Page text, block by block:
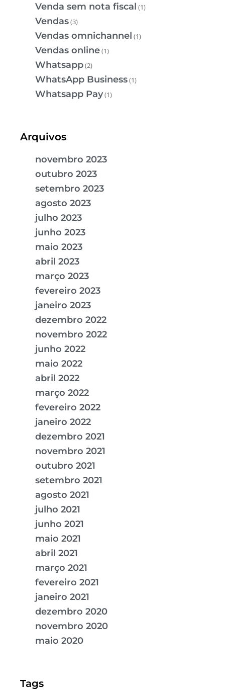
Venda sem nota fiscal (1)
Vendas(3)
Vendas omnichannel (1)
Vendas online(1)
Whatsapp(2)
WhatsApp Business(1)
Whatsapp Pay(1)
Arquivos
novembro 2023
outubro 2023
setembro 2023
agosto 2023
julho 2023
junho 2023
maio 2023
abril 2023
março 2023
fevereiro 2023
janeiro 2023
dezembro 2022
novembro 2022
junho 2022
maio 2022
abril 2022
março 2022
fevereiro 2022
janeiro 2022
dezembro 2021
novembro 2021
outubro 2021
setembro 2021
agosto 2021
julho 2021
junho 2021
maio 2021
abril 2021
março 2021
fevereiro 2021
janeiro 2021
dezembro 2020
novembro 2020
maio 2020
Tags